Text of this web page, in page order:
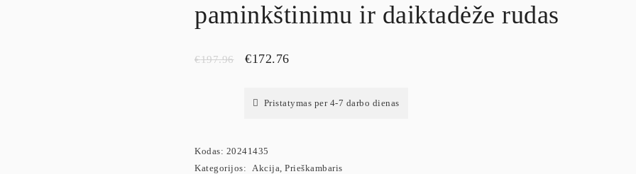
paminkštinimu ir daiktadėže rudas
€197.96 €172.76
Pristatymas per 4-7 darbo dienas
Kodas: 20241435
Kategorijos: Akcija, Prieškambaris